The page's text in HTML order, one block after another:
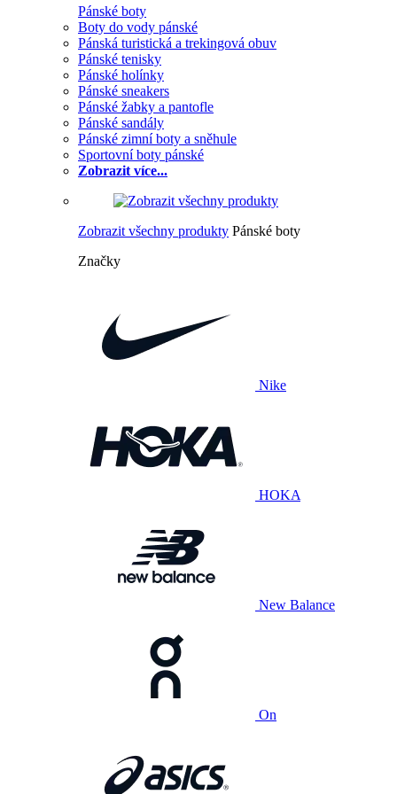
Pánské boty
Boty do vody pánské
Pánská turistická a trekingová obuv
Pánské tenisky
Pánské holínky
Pánské sneakers
Pánské žabky a pantofle
Pánské sandály
Pánské zimní boty a sněhule
Sportovní boty pánské
Zobrazit více...
Zobrazit všechny produkty Pánské boty
Značky
Nike
HOKA
New Balance
On